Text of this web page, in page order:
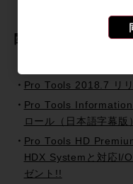
関連記事
Pro Tools 2018.7 リ
Pro Tools Information
ロール（日本語字幕版
Pro Tools HD
HDX Systemと対応I/
ゼント!!